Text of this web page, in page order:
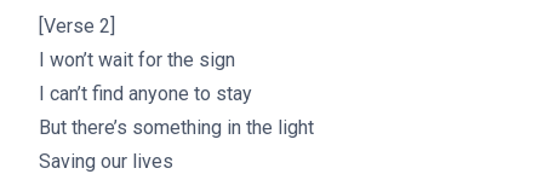
[Verse 2]
I won’t wait for the sign
I can’t find anyone to stay
But there’s something in the light
Saving our lives